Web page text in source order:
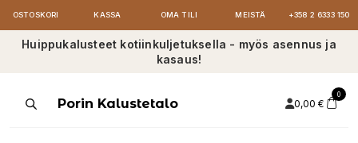
OSTOSKORI KASSA OMA TILI MEISTÄ +358 2 6333 150
Huippukalusteet kotiinkuljetuksella - myös asennus ja
kasaus!
ProductsPorin Kalustetalo 0,00 €
0